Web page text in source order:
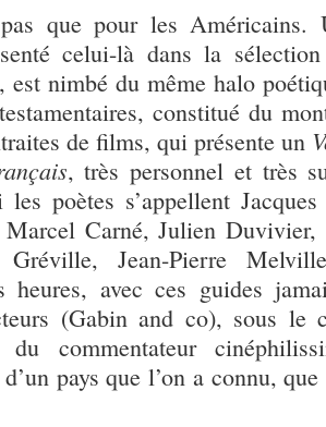
que pour les Américains.
celui-là dans la
est nimbé du même halo
constitué du
de films, qui présente un
, très personnel et très
les poètes s’appellent
Marcel Carné, Julien Duvivier,
Jean-Pierre
heures, avec ces guides
(Gabin and co), sous le
du commentateur
pays que l’on a connu,